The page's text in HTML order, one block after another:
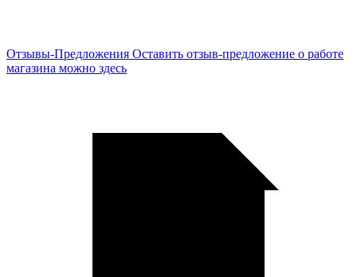
Отзывы-Предложения Оставить отзыв-предложение о работе
магазина можно здесь